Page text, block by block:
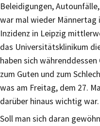
Beleidigungen,
war mal wieder Männertag
Inzidenz in Leipzig
das Universitätsklinikum
haben sich
zum Guten und zum
was am Freitag, dem 27.
darüber hinaus wichtig war.
Soll man sich daran